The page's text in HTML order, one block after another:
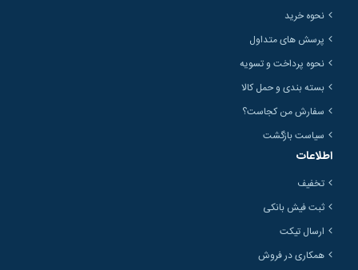
نحوه خرید
پرسش های متداول
نحوه پرداخت و تسویه
بسته بندی و حمل کالا
سفارش من کجاست؟
سیاست بازگشت
اطلاعات
تخفیف
ثبت فیش بانکی
ارسال تیکت
همکاری در فروش